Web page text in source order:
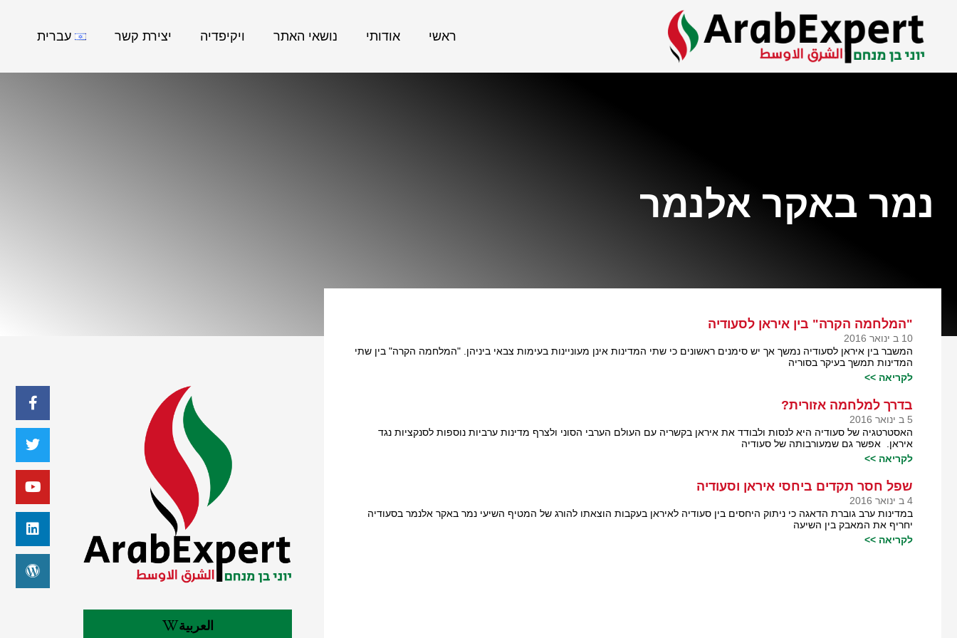
ראשי אודותי נושאי האתר ויקיפדיה יצירת קשר עברית
נמר באקר אלנמר
"המלחמה הקרה" בין איראן לסעודיה
10 ב ינואר 2016
המשבר בין איראן לסעודיה נמשך אך יש סימנים ראשונים כי שתי המדינות אינן מעוניינות בעימות צבאי ביניהן. "המלחמה הקרה" בין שתי
המדינות תמשך בעיקר בסוריה
לקריאה >>
בדרך למלחמה אזורית?
5 ב ינואר 2016
האסטרטגיה של סעודיה היא לנסות ולבודד את איראן בקשריה עם העולם הערבי הסוני ולצרף מדינות ערביות נוספות לסנקציות נגד
איראן. אפשר גם שמעורבותה של סעודיה
לקריאה >>
שפל חסר תקדים ביחסי איראן וסעודיה
4 ב ינואר 2016
במדינות ערב גוברת הדאגה כי ניתוק היחסים בין סעודיה לאיראן בעקבות הוצאתו להורג של המטיף השיעי נמר באקר אלנמר בסעודיה
יחריף את המאבק בין השיעה
לקריאה >>
العربية